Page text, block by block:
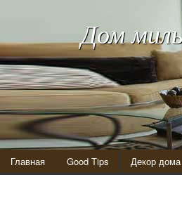
Дом
Главная Good Tips Декор дома